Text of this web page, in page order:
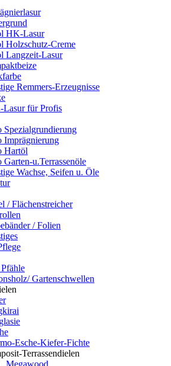
HK-Lasur
Holzschutz-Creme
Langzeit-Lasur
Remmers-Erzeugnisse
Lasur für Profis
Spezialgrundierung
Imprägnierung
Hartöl
Garten-u.Terrassenöle
Wachse, Seifen u. Öle
/ Flächenstreicher
/ Folien
Gartenschwellen
Esche-Kiefer-Fichte
Terrassendielen